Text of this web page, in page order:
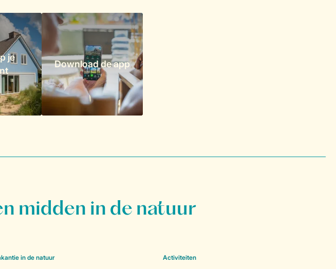
je
Download de app
midden in de natuur
in de natuur Activiteiten